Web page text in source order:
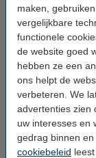
maken,
vergelijkbare
functionele
de website goed
hebben ze een
ons helpt de
verbeteren. We
advertenties zien
uw interesses en
gedrag binnen
cookiebeleid
mm x
€ 9,95
mm x
Tip:
kern